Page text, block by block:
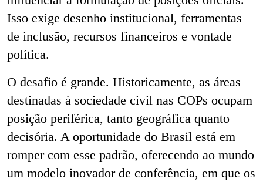
Isso exige desenho institucional, ferramentas
de inclusão, recursos financeiros e vontade
política.
O desafio é grande. Historicamente, as áreas
destinadas à sociedade civil nas COPs ocupam
posição periférica, tanto geográfica quanto
decisória. A oportunidade do Brasil está em
romper com esse padrão, oferecendo ao mundo
um modelo inovador de conferência, em que os